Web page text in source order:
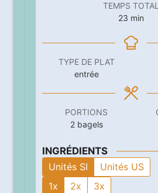
TEMPS TOTAL
23minutes
min
TYPE DE PLAT
entrée
PORTIONS
2 bagels
INGRÉDIENTS
Unités SI
Unités US
1x
2x 3x